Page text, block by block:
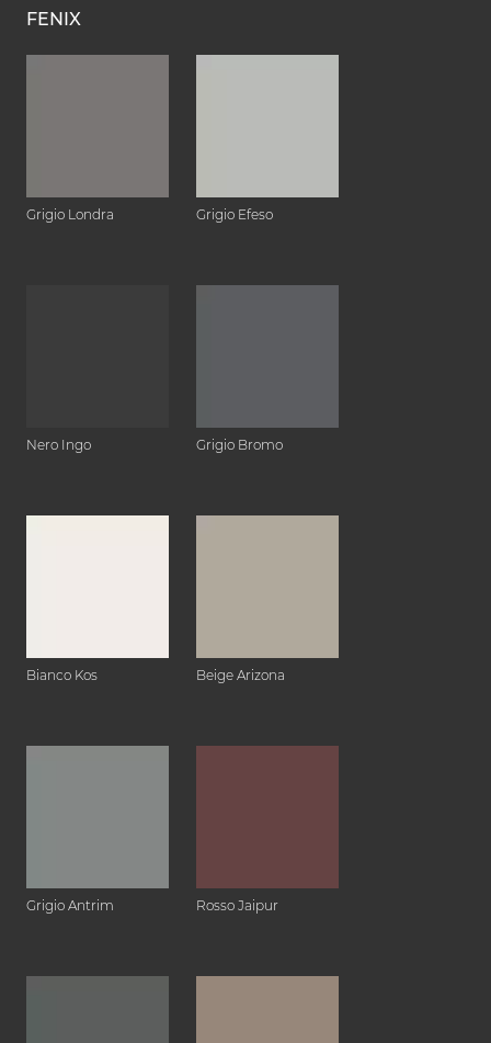
FENIX
Grigio Londra Grigio Efeso
Nero Ingo Grigio Bromo
Bianco Kos Beige Arizona
Grigio Antrim Rosso Jaipur